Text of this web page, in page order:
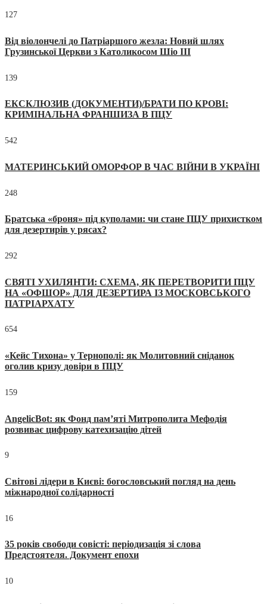
127
Від віолончелі до Патріаршого жезла: Новий шлях
Грузинської Церкви з Католикосом Шіо III
139
ЕКСКЛЮЗИВ (ДОКУМЕНТИ)/БРАТИ ПО КРОВІ:
КРИМІНАЛЬНА ФРАНШИЗА В ПЦУ
542
МАТЕРИНСЬКИЙ ОМОРФОР В ЧАС ВІЙНИ В УКРАЇНІ
248
Братська «броня» під куполами: чи стане ПЦУ прихистком
для дезертирів у рясах?
292
СВЯТІ УХИЛЯНТИ: СХЕМА, ЯК ПЕРЕТВОРИТИ ПЦУ
НА «ОФШОР» ДЛЯ ДЕЗЕРТИРА ІЗ МОСКОВСЬКОГО
ПАТРІАРХАТУ
654
«Кейс Тихона» у Тернополі: як Молитовний сніданок
оголив кризу довіри в ПЦУ
159
AngelicBot: як Фонд пам’яті Митрополита Мефодія
розвиває цифрову катехизацію дітей
9
Світові лідери в Києві: богословський погляд на день
міжнародної солідарності
16
35 років свободи совісті: періодизація зі слова
Предстоятеля. Документ епохи
10